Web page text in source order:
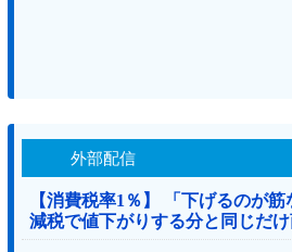
外部配信
【消費税率1％】 「下げるのが
減税で値下がりする分と同じだ
価格を変えない店も